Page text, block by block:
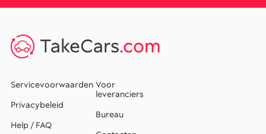
TakeCars.com
Servicevoorwaarden
Privacybeleid
Help / FAQ
Voor
leveranciers
Bureau